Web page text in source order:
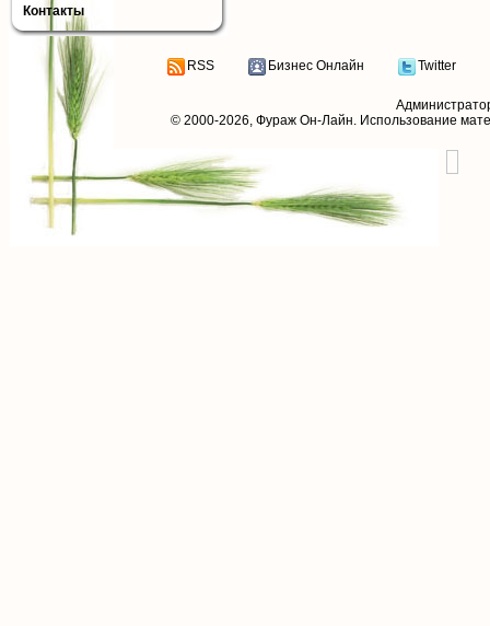
Контакты
RSS Бизнес Онлайн Twitter
© 2000-2026, Фураж Он-Лайн. Использование